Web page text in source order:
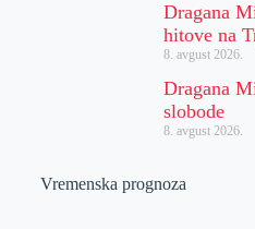
Dragana
hitove na
8. avgust 2026.
Dragana
slobode
8. avgust 2026.
Vremenska prognoza